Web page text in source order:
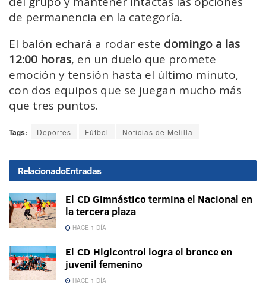
de permanencia en la categoría.
El balón echará a rodar este domingo a las
12:00 horas, en un duelo que promete
emoción y tensión hasta el último minuto,
con dos equipos que se juegan mucho más
que tres puntos.
Tags: Deportes Fútbol Noticias de Melilla
RelacionadoEntradas
El CD Gimnástico termina el Nacional en
la tercera plaza
HACE 1 DÍA
El CD Higicontrol logra el bronce en
juvenil femenino
HACE 1 DÍA